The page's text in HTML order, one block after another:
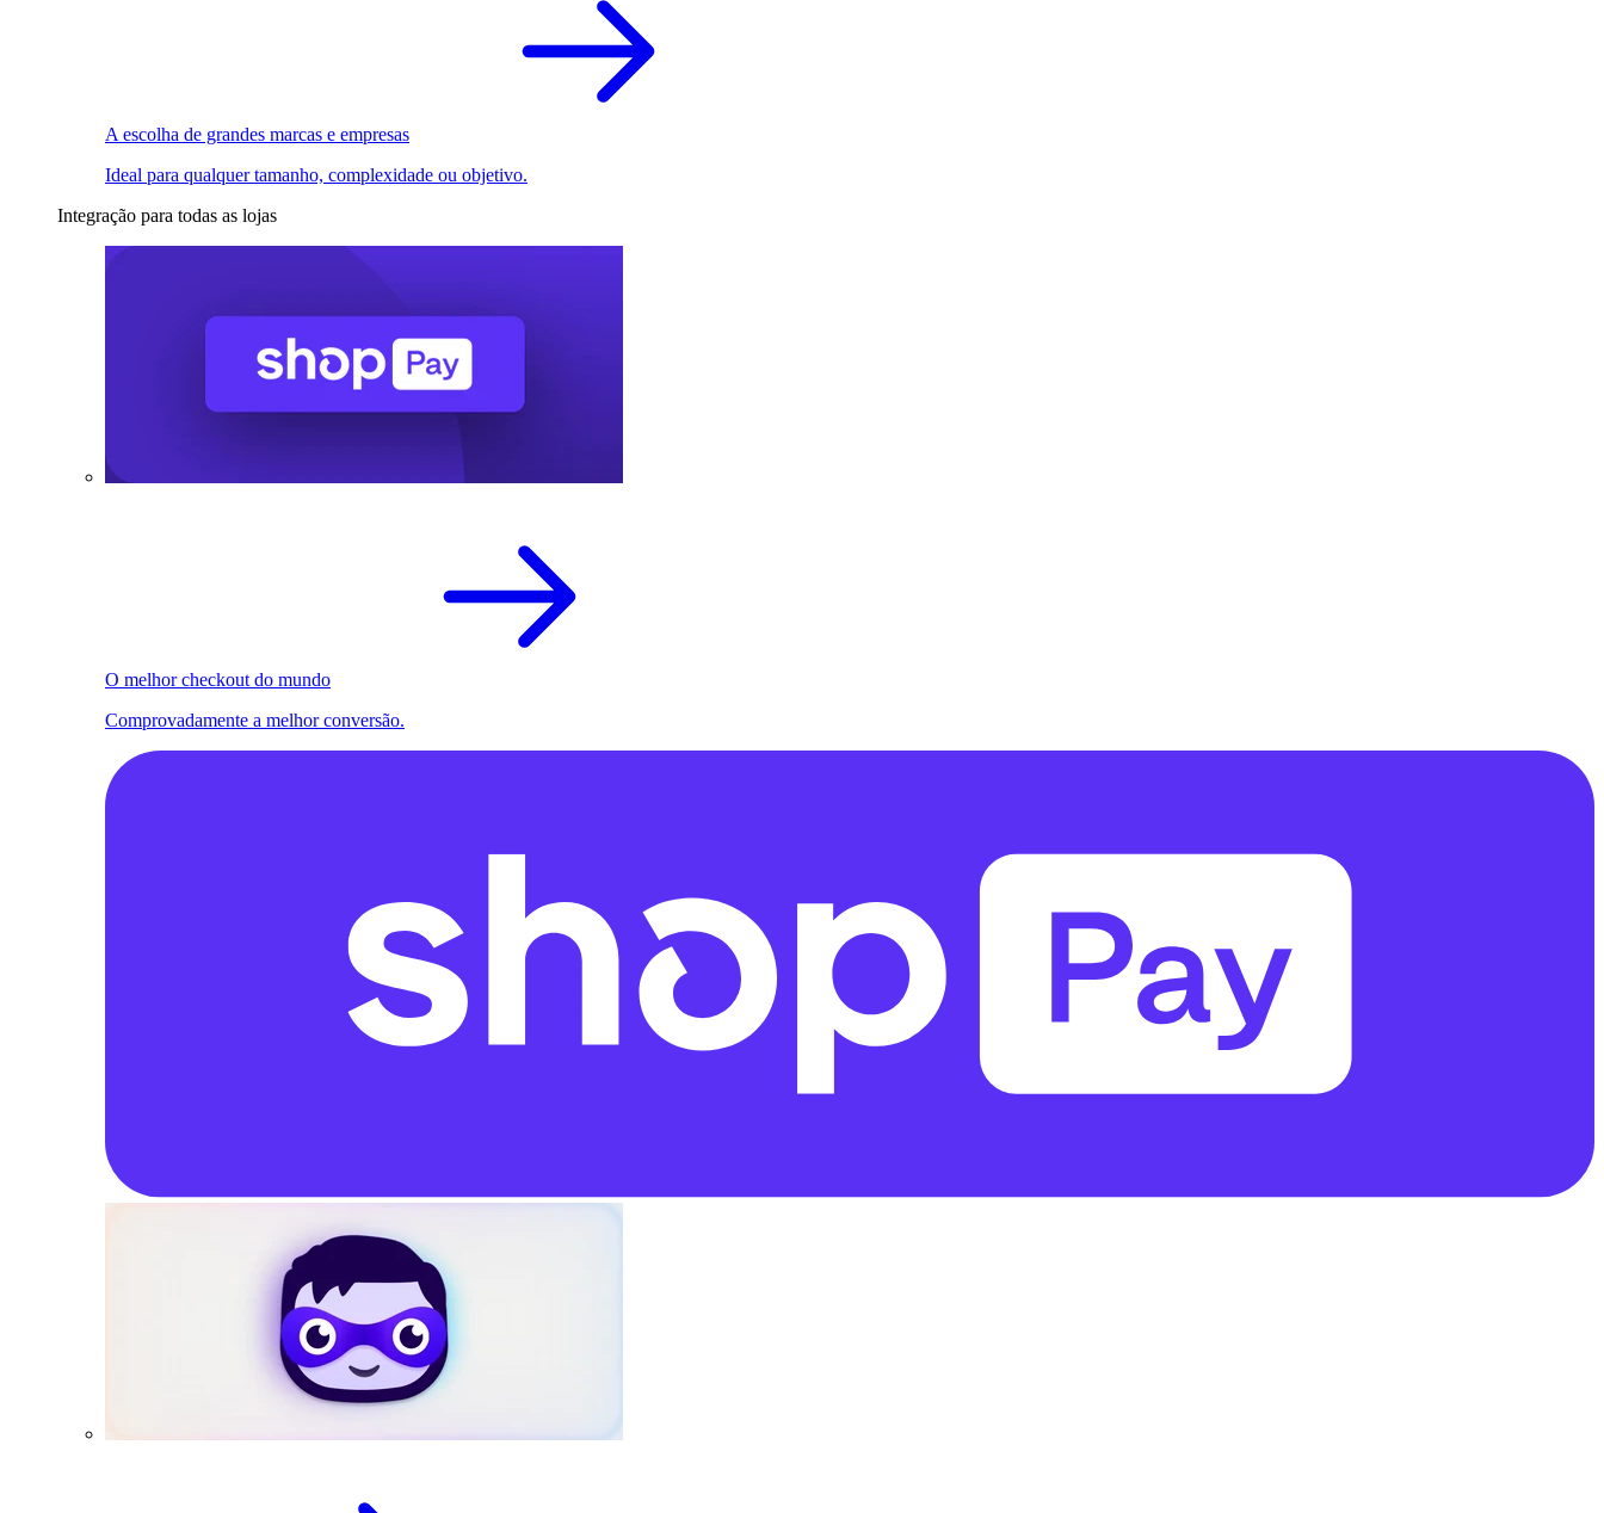
A escolha de grandes marcas e empresas
Ideal para qualquer tamanho, complexidade ou objetivo.
Integração para todas as lojas
O melhor checkout do mundo
Comprovadamente a melhor conversão.